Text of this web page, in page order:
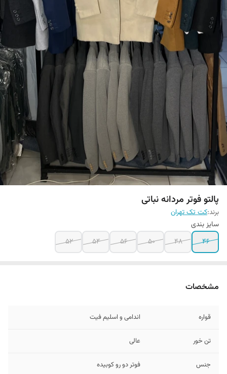
پالتو فوتر مردانه نباتی
برند:کت تک تهران
سایز بندی
۴۶
۴۸ ۵۰ ۵۶ ۵۴ ۵۲
مشخصات
قواره اندامی و اسلیم فیت
تن خور عالی
جنس فوتر دو رو کوبیده